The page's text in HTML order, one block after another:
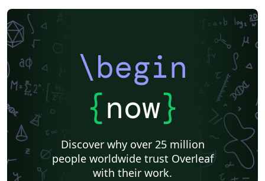
\begin
{now}
Discover why over 25 million
people worldwide trust Overleaf
with their work.